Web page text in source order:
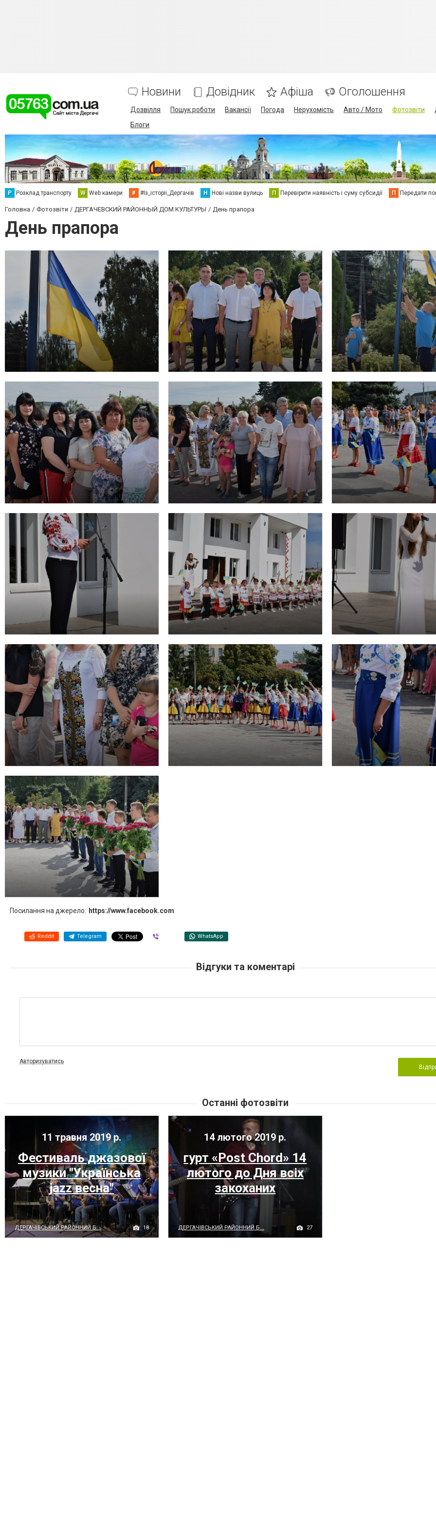
Новини Довідник Афіша Оголошення
Дозвілля Пошук роботи Вакансії Погода Нерухомість Авто / Мото Фотозвіти
Блоги
Р Розклад транспорту W Web камери # #Із_історіі_Дергачів Н Нові назви вулиць П Перевірити наявність і суму субсидії П Передати
Головна Фотозвіти ДЕРГАЧЕВСКИЙ РАЙОННЫЙ ДОМ КУЛЬТУРЫ День прапора
День прапора
Посилання на джерело: https://www.facebook.com
Reddit Telegram WhatsApp
Відгуки та коментарі
Авторизуватись
Останні фотозвіти
11 травня 2019 р.
Фестиваль джазової
музики "Українська
jazz весна"
ДЕРГАЧІВСЬКИЙ РАЙОННИЙ Б... 18
14 лютого 2019 р.
гурт «Post Chord» 14
лютого до Дня всіх
закоханих
ДЕРГАЧІВСЬКИЙ РАЙОННИЙ Б... 27